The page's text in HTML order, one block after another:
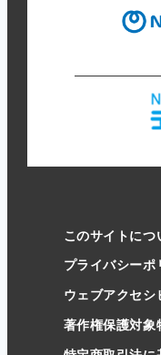
このサイトにつ
プライバシーポ
ウェブアクセシ
著作権保護対象